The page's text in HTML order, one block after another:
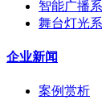
智能广播
舞台灯光
企业新闻
案例赏析